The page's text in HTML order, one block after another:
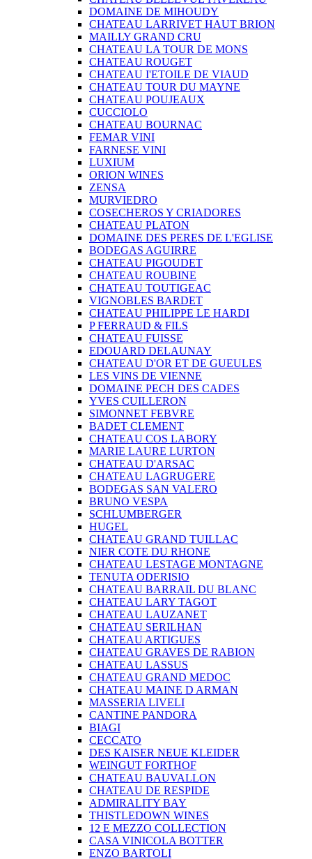
DOMAINE DE MIHOUDY
CHATEAU LARRIVET HAUT BRION
MAILLY GRAND CRU
CHATEAU LA TOUR DE MONS
CHATEAU ROUGET
CHATEAU I'ETOILE DE VIAUD
CHATEAU TOUR DU MAYNE
CHATEAU POUJEAUX
CUCCIOLO
CHATEAU BOURNAC
FEMAR VINI
FARNESE VINI
LUXIUM
ORION WINES
ZENSA
MURVIEDRO
COSECHEROS Y CRIADORES
CHATEAU PLATON
DOMAINE DES PERES DE L'EGLISE
BODEGAS AGUIRRE
CHATEAU PIGOUDET
CHATEAU ROUBINE
CHATEAU TOUTIGEAC
VIGNOBLES BARDET
CHATEAU PHILIPPE LE HARDI
P FERRAUD & FILS
CHATEAU FUISSE
EDOUARD DELAUNAY
CHATEAU D'OR ET DE GUEULES
LES VINS DE VIENNE
DOMAINE PECH DES CADES
YVES CUILLERON
SIMONNET FEBVRE
BADET CLEMENT
CHATEAU COS LABORY
MARIE LAURE LURTON
CHATEAU D'ARSAC
CHATEAU LAGRUGERE
BODEGAS SAN VALERO
BRUNO VESPA
SCHLUMBERGER
HUGEL
CHATEAU GRAND TUILLAC
NIER COTE DU RHONE
CHATEAU LESTAGE MONTAGNE
TENUTA ODERISIO
CHATEAU BARRAIL DU BLANC
CHATEAU LARY TAGOT
CHATEAU LAUZANET
CHATEAU SERILHAN
CHATEAU ARTIGUES
CHATEAU GRAVES DE RABION
CHATEAU LASSUS
CHATEAU GRAND MEDOC
CHATEAU MAINE D ARMAN
MASSERIA LIVELI
CANTINE PANDORA
BIAGI
CECCATO
DES KAISER NEUE KLEIDER
WEINGUT FORTHOF
CHATEAU BAUVALLON
CHATEAU DE RESPIDE
ADMIRALITY BAY
THISTLEDOWN WINES
12 E MEZZO COLLECTION
CASA VINICOLA BOTTER
ENZO BARTOLI